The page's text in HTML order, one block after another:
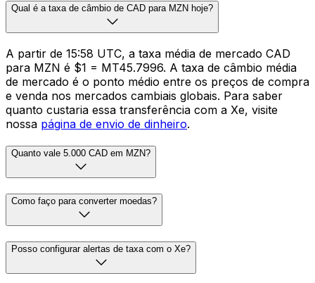
Qual é a taxa de câmbio de CAD para MZN hoje?
A partir de 15:58 UTC, a taxa média de mercado CAD
para MZN é $1 = MT45.7996. A taxa de câmbio média
de mercado é o ponto médio entre os preços de compra
e venda nos mercados cambiais globais. Para saber
quanto custaria essa transferência com a Xe, visite
nossa página de envio de dinheiro.
Quanto vale 5.000 CAD em MZN?
Como faço para converter moedas?
Posso configurar alertas de taxa com o Xe?